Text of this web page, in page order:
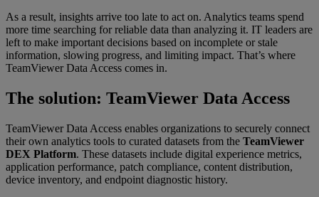
As a result, insights arrive too late to act on. Analytics teams spend
more time searching for reliable data than analyzing it. IT leaders are
left to make important decisions based on incomplete or stale
information, slowing progress, and limiting impact. That’s where
TeamViewer Data Access comes in.
The solution: TeamViewer Data Access
TeamViewer Data Access enables organizations to securely connect
their own analytics tools to curated datasets from the TeamViewer
DEX Platform. These datasets include digital experience metrics,
application performance, patch compliance, content distribution,
device inventory, and endpoint diagnostic history.